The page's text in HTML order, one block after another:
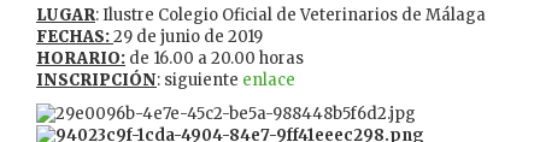
LUGAR: Ilustre Colegio Oficial de Veterinarios de Málaga
FECHAS:29 de junio de 2019
HORARIO: de 16.00 a 20.00 horas
INSCRIPCIÓN: siguiente enlace